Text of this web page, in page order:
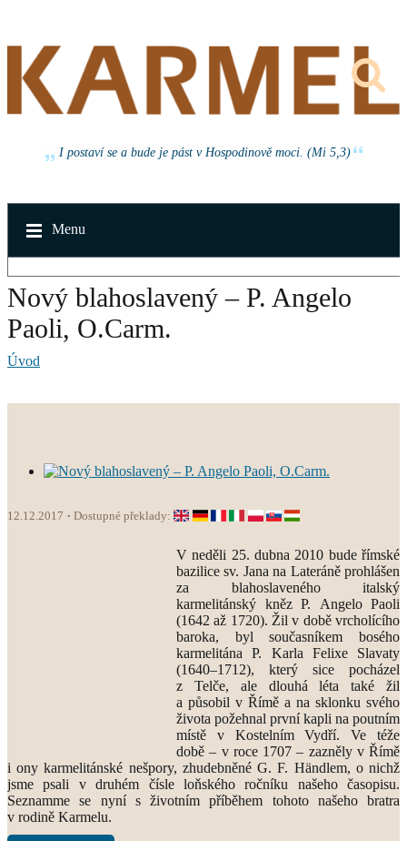
I postaví se a bude je pást v Hospodinově moci. (Mi 5,3)
Menu
Nový blahoslavený – P. Angelo
Paoli, O.Carm.
Úvod
12.12.2017 Dostupné překlady:
V neděli 25. dubna 2010 bude římské
bazilice sv. Jana na Lateráně prohlášen
za blahoslaveného italský
karmelitánský kněz P. Angelo Paoli
(1642 až 1720). Žil v době vrcholícího
baroka, byl současníkem bosého
karmelitána P. Karla Felixe Slavaty
(1640–1712), který sice pocházel
z Telče, ale dlouhá léta také žil
a působil v Římě a na sklonku svého
života požehnal první kapli na poutním
místě v Kostelním Vydří. Ve téže
době – v roce 1707 – zazněly v Římě
i ony karmelitánské nešpory, zhudebněné G. F. Händlem, o nichž
jsme psali v druhém čísle loňského ročníku našeho časopisu.
Seznamme se nyní s životním příběhem tohoto našeho bratra
v rodině Karmelu.